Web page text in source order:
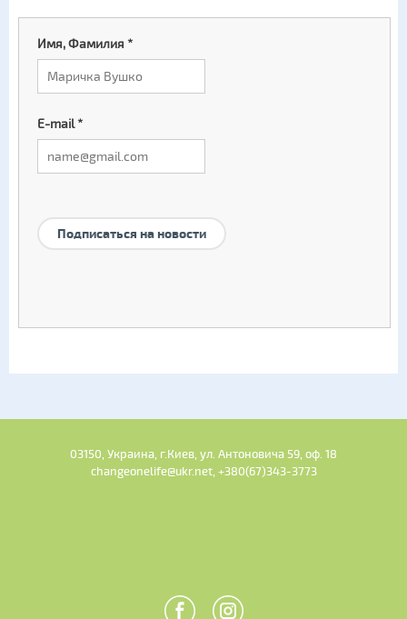
Имя, Фамилия *
E-mail*
Подписаться на новости
03150, Украина, г.Киев, ул. Антоновича 59, оф. 18
changeonelife@ukr.net, +380(67)343-3773